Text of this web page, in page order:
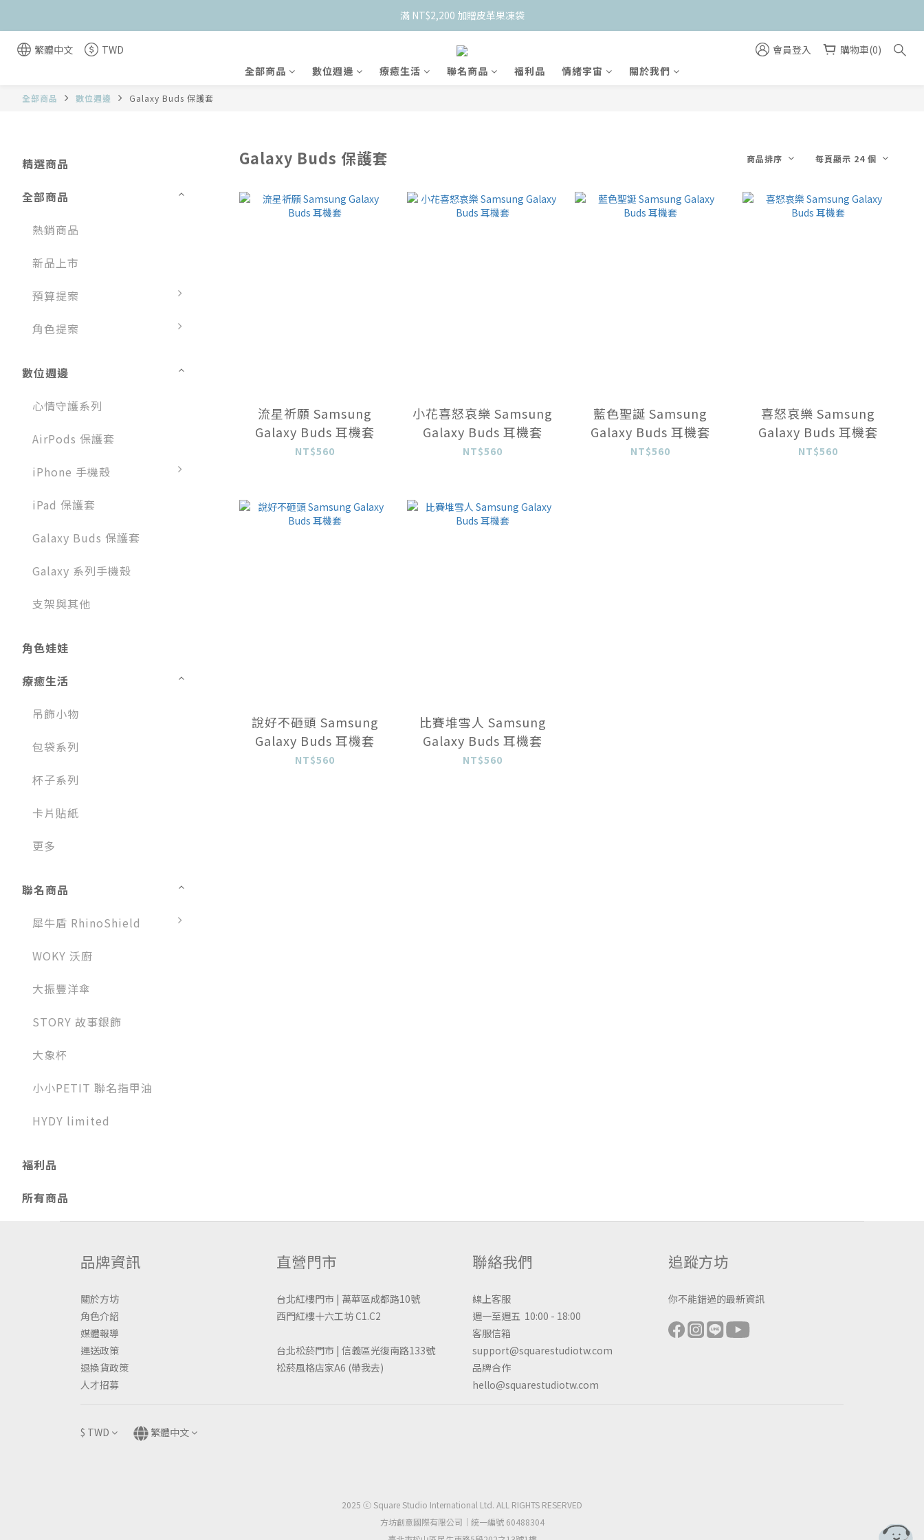
    新會員限定！加入官網會員現折 $50
滿 NT$2,200 加贈皮革果凍袋
    新會員限定！加入官網會員現折 $50
繁體中文 TWD 會員登入
購物車(0)
全部商品
數位週邊 療癒生活 聯名商品 福利品 情緒宇宙 關於我們
全部商品 數位週邊 Galaxy Buds 保護套
精選商品
全部商品
熱銷商品
新品上市
預算提案
角色提案
數位週邊
心情守護系列
AirPods 保護套
iPhone 手機殼
iPad 保護套
Galaxy Buds 保護套
Galaxy 系列手機殼
支架與其他
角色娃娃
療癒生活
吊飾小物
包袋系列
杯子系列
卡片貼紙
更多
聯名商品
犀牛盾 RhinoShield
WOKY 沃廚
大振豐洋傘
STORY 故事銀飾
大象杯
小小PETIT 聯名指甲油
HYDY limited
福利品
所有商品
Galaxy Buds 保護套 商品排序 每頁顯示 24 個
流星祈願 Samsung
Galaxy Buds 耳機套
NT$560
小花喜怒哀樂 Samsung
Galaxy Buds 耳機套
NT$560
藍色聖誕 Samsung
Galaxy Buds 耳機套
NT$560
喜怒哀樂 Samsung
Galaxy Buds 耳機套
NT$560
說好不砸頭 Samsung
Galaxy Buds 耳機套
NT$560
比賽堆雪人 Samsung
Galaxy Buds 耳機套
NT$560
品牌資訊
關於方坊
角色介紹
媒體報導
運送政策
退換貨政策
人才招募
直營門市
台北紅樓門市 | 萬華區成都路10號
西門紅樓十六工坊 C1.C2
台北松菸門市 | 信義區光復南路133號
松菸風格店家A6 (帶我去)
聯絡我們
線上客服
週一至週五 10:00 - 18:00
客服信箱
support@squarestudiotw.com
品牌合作
hello@squarestudiotw.com
追蹤方坊
你不能錯過的最新資訊
$ TWD 繁體中文
2025 ⓒ Square Studio International Ltd. ALL RIGHTS RESERVED
方坊創意國際有限公司｜統一編號 60488304